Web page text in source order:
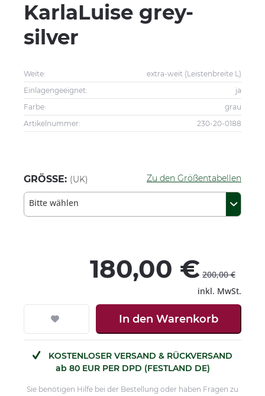
KarlaLuise grey-
silver
Weite:
extra-weit (Leistenbreite L)
Einlagengeeignet:
ja
Farbe:
grau
Artikelnummer:
230-20-0188
GRÖSSE: (UK) Zu den Größentabellen
Bitte wählen
180,00 € 200,00 €
inkl. MwSt.
In den Warenkorb
KOSTENLOSER VERSAND & RÜCKVERSAND
ab 80 EUR PER DPD (FESTLAND DE)
Sie benötigen Hilfe bei der Bestellung oder haben Fragen zu